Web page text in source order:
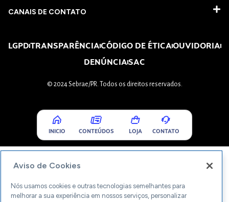
CANAIS DE CONTATO
LGPDTRANSPARÊNCIACÓDIGO DE ÉTICAOUVIDORIA
DENÚNCIASAC
© 2024 Sebrae/PR. Todos os direitos reservados.
INICIO CONTEÚDOS LOJA CONTATO
Aviso de Cookies
Nós usamos cookies e outras tecnologias semelhantes para
melhorar a sua experiência em nossos serviços, personalizar